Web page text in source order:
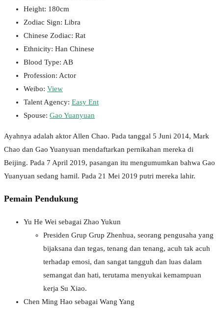
Height: 180cm
Zodiac Sign: Libra
Chinese Zodiac: Rat
Ethnicity: Han Chinese
Blood Type: AB
Profession: Actor
Weibo: View
Talent Agency: Easy Ent
Spouse: Gao Yuanyuan
Ayahnya adalah aktor Allen Chao. Pada tanggal 5 Juni 2014, Mark
Chao dan Gao Yuanyuan mendaftarkan pernikahan mereka di
Beijing. Pada 7 April 2019, pasangan itu mengumumkan bahwa Gao
Yuanyuan sedang hamil. Pada 21 Mei 2019 putri mereka lahir.
Pemain Pendukung
Yu He Wei sebagai Zhao Yukun
Presiden Grup Grup Zhenhua, seorang pengusaha yang
bijaksana dan tegas, tenang dan tenang, acuh tak acuh
terhadap emosi, dan sangat tangguh dan luas dalam
semangat dan hati, terutama menyukai kemampuan
kerja Su Xiao.
Chen Ming Hao sebagai Wang Yang